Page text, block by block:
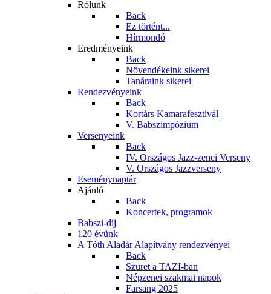
Rólunk
Back
Ez történt...
Hírmondó
Eredményeink
Back
Növendékeink sikerei
Tanáraink sikerei
Rendezvényeink
Back
Kortárs Kamarafesztivál
V. Babszimpózium
Versenyeink
Back
IV. Országos Jazz-zenei Verseny
V. Országos Jazzverseny
Eseménynaptár
Ajánló
Back
Koncertek, programok
Babszi-díj
120 évünk
A Tóth Aladár Alapítvány rendezvényei
Back
Szüret a TAZI-ban
Népzenei szakmai napok
Farsang 2025